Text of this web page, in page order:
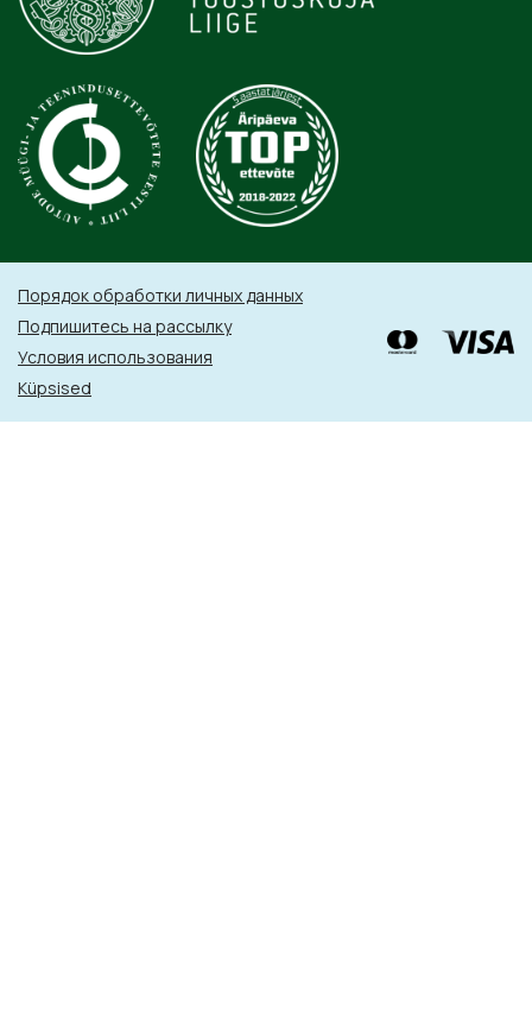
Порядок обработки личных данных
Подпишитесь на рассылку
Условия использования
Küpsised